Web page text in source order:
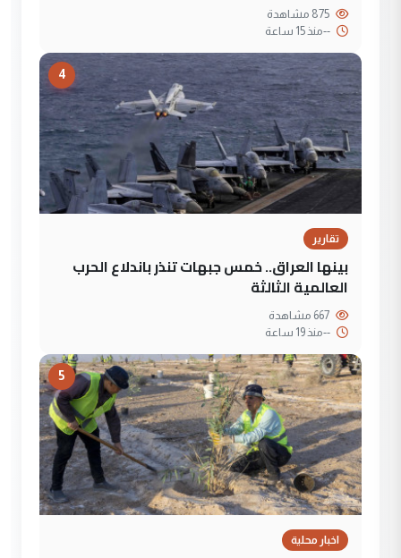
--منذ 15 ساعة
4
تقارير
بينها العراق.. خمس جبهات تنذر باندلاع الحرب
العالمية الثالثة
--منذ 19 ساعة
5
اخبار محلية